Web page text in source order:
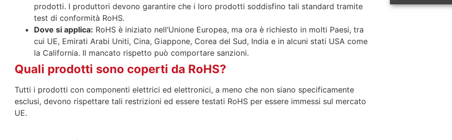
prodotti. I produttori devono garantire che i loro prodotti soddisfino tali standard tramite
test di conformità RoHS.
Dove si applica: RoHS è iniziato nell’Unione Europea, ma ora è richiesto in molti Paesi, tra
cui UE, Emirati Arabi Uniti, Cina, Giappone, Corea del Sud, India e in alcuni stati USA come
la California. Il mancato rispetto può comportare sanzioni.
Quali prodotti sono coperti da RoHS?
Tutti i prodotti con componenti elettrici ed elettronici, a meno che non siano specificamente
esclusi, devono rispettare tali restrizioni ed essere testati RoHS per essere immessi sul mercato
UE.